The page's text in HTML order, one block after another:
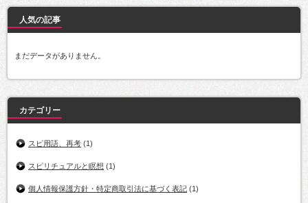
人気の記事
まだデータがありません。
カテゴリー
スピ用語、再考 (1)
スピリチュアルと瞑想 (1)
個人情報保護方針・特定商取引法に基づく表記 (1)